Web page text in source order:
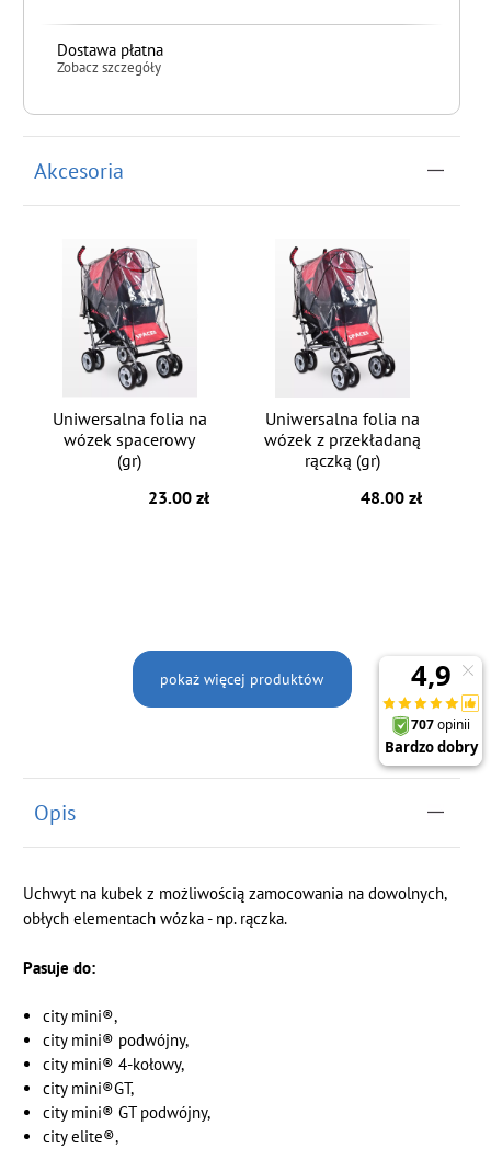
Dostawa płatna
Zobacz szczegóły
Akcesoria
Uniwersalna folia na
wózek spacerowy
(gr)
23.00 zł
Uniwersalna folia na
wózek z przekładaną
rączką (gr)
48.00 zł
pokaż więcej produktów
Opis
Uchwyt na kubek z możliwością zamocowania na dowolnych,
obłych elementach wózka - np. rączka.
Pasuje do:
city mini®,
city mini® podwójny,
city mini® 4-kołowy,
city mini®GT,
city mini® GT podwójny,
city elite®,